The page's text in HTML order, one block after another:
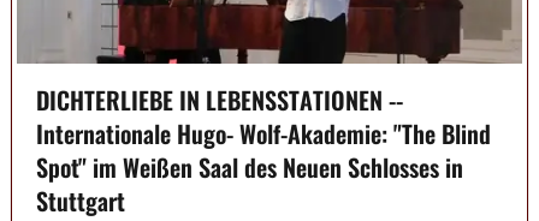
DICHTERLIEBE IN LEBENSSTATIONEN --
Internationale Hugo- Wolf-Akademie: "The Blind
Spot" im Weißen Saal des Neuen Schlosses in
Stuttgart